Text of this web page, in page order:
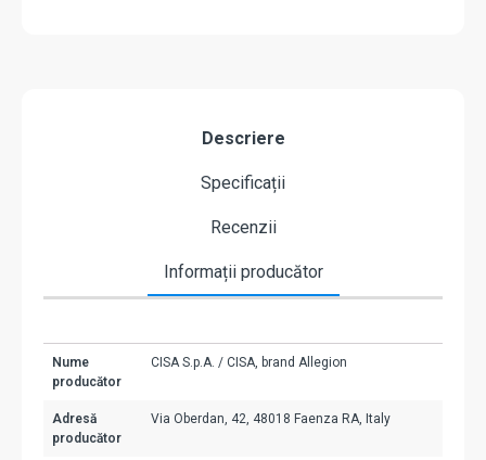
Descriere
Specificații
Recenzii
Informații producător
Nume
producător
CISA S.p.A. / CISA, brand Allegion
Adresă
producător
Via Oberdan, 42, 48018 Faenza RA, Italy